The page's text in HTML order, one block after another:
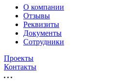
О компании
Отзывы
Реквизиты
Документы
Сотрудники
Проекты
Контакты